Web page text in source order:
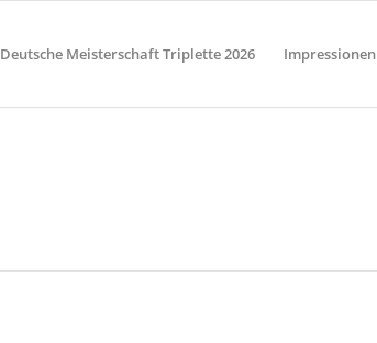
Deutsche Meisterschaft Triplette 2026 Impressionen